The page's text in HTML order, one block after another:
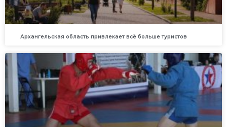
Архангельская область привлекает всё больше туристов